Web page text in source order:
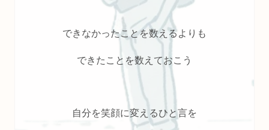
できなかったことを数えるよりも
できたことを数えておこう
自分を笑顔に変えるひと言を